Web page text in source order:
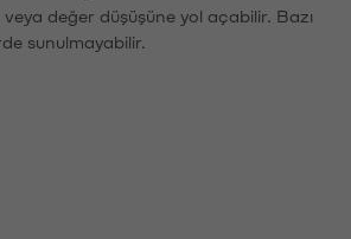
veya değer düşüşüne yol açabilir. Bazı
sunulmayabilir.